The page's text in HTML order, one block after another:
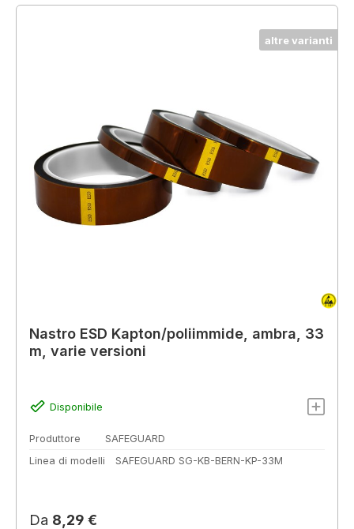
altre varianti
Nastro ESD Kapton/poliimmide, ambra, 33
m, varie versioni
Disponibile
Produttore
SAFEGUARD
Linea di modelli
SAFEGUARD SG-KB-BERN-KP-33M
Prezzo normale:
Da 8,29 €